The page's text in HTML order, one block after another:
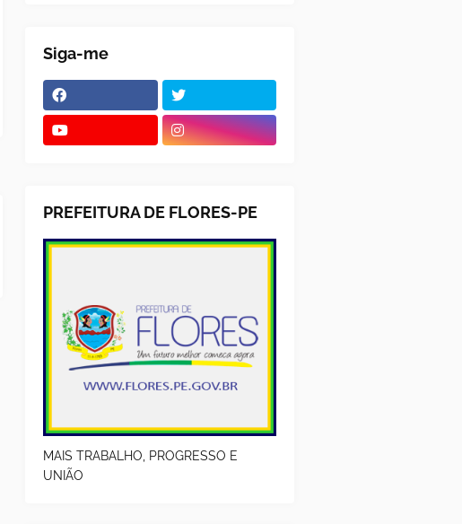
Siga-me
PREFEITURA DE FLORES-PE
MAIS TRABALHO, PROGRESSO E
UNIÃO